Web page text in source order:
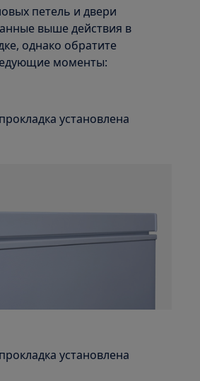
петель и двери
выше действия в
однако обратите
моменты:
установлена
установлена